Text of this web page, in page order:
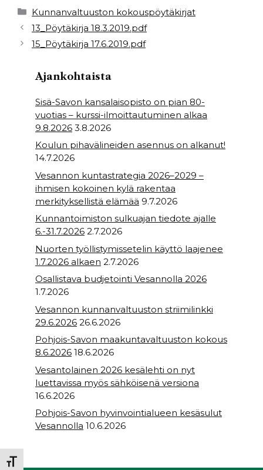
Toggle Font size
e
b
o
o
k
t
e
r
ts
A
p
p
e
Kategoriat
Kunnanvaltuuston kokouspöytäkirjat
13_Pöytäkirja 18.3.2019.pdf
15_Pöytäkirja 17.6.2019.pdf
Ajankohtaista
Sisä-Savon kansalaisopisto on pian 80-
vuotias – kurssi-ilmoittautuminen alkaa
9.8.2026 3.8.2026
Koulun pihavälineiden asennus on alkanut!
14.7.2026
Vesannon kuntastrategia 2026–2029 –
ihmisen kokoinen kylä rakentaa
merkityksellistä elämää 9.7.2026
Kunnantoimiston sulkuajan tiedote ajalle
6.-31.7.2026 2.7.2026
Nuorten työllistymissetelin käyttö laajenee
1.7.2026 alkaen 2.7.2026
Osallistava budjetointi Vesannolla 2026
1.7.2026
Vesannon kunnanvaltuuston striimilinkki
29.6.2026 26.6.2026
Pohjois-Savon maakuntavaltuuston kokous
8.6.2026 18.6.2026
Vesantolainen 2026 kesälehti on nyt
luettavissa myös sähköisenä versiona
16.6.2026
Pohjois-Savon hyvinvointialueen kesäsulut
Vesannolla 10.6.2026